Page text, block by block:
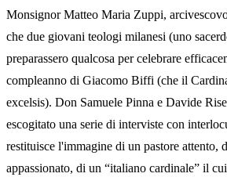
Monsignor Matteo Maria Zuppi,
che due giovani teologi milanesi (uno
preparassero qualcosa per celebrare
compleanno di Giacomo Biffi (che il
excelsis). Don Samuele Pinna e Davide
escogitato una serie di interviste con
restituisce l'immagine di un pastore attento,
appassionato, di un “italiano cardinale” il